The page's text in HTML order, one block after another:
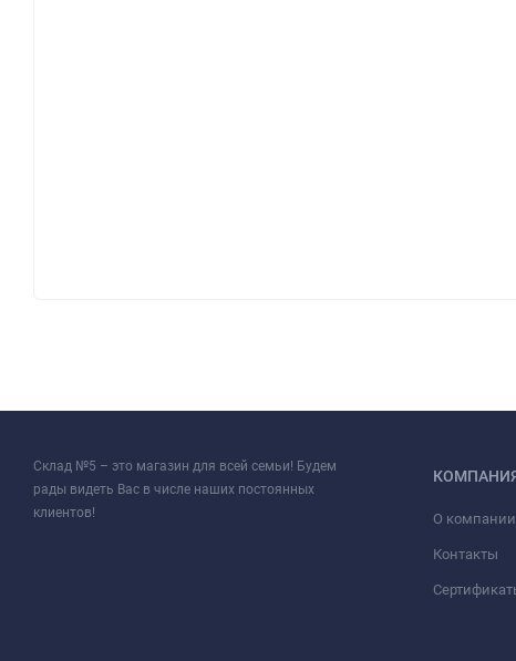
Склад №5 – это магазин для всей семьи! Будем
рады видеть Вас в числе наших постоянных
клиентов!
О компании
Контакты